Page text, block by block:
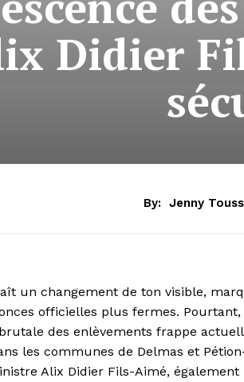
Didier
By: Jenny
un changement de ton visible,
officielles plus fermes.
des enlèvements frappe
les communes de Delmas et
Alix Didier Fils-Aimé,